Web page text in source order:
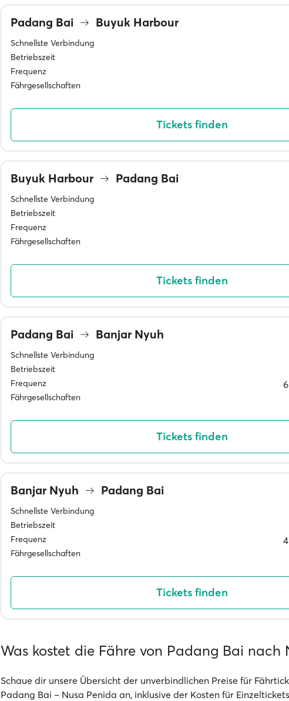
Padang Bai Buyuk Harbour
Schnellste Verbindung
Betriebszeit
Frequenz
Fährgesellschaften
Tickets finden
Buyuk Harbour Padang Bai
Schnellste Verbindung
Betriebszeit
Frequenz
Fährgesellschaften
Tickets finden
Padang Bai Banjar Nyuh
Schnellste Verbindung
Betriebszeit
Frequenz
Fährgesellschaften
Tickets finden
Banjar Nyuh Padang Bai
Schnellste Verbindung
Betriebszeit
Frequenz
Fährgesellschaften
Tickets finden
Was kostet die Fähre von Padang Bai nach
Schaue dir unsere Übersicht der unverbindlichen Preise für
Padang Bai – Nusa Penida an, inklusive der Kosten für